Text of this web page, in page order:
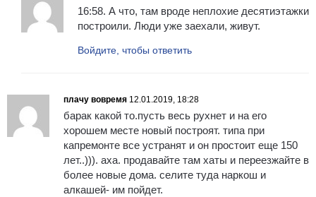
16:58. А что, там вроде неплохие десятиэтажки
построили. Люди уже заехали, живут.
Войдите, чтобы ответить
плачу вовремя 12.01.2019, 18:28
барак какой то.пусть весь рухнет и на его
хорошем месте новый построят. типа при
капремонте все устранят и он простоит еще 150
лет..))). аха. продавайте там хаты и переезжайте в
более новые дома. селите туда наркош и
алкашей- им пойдет.